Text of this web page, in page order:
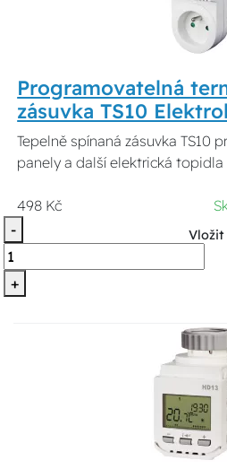
Programovatelná
zásuvka TS10
Tepelně spínaná zásuvka TS10
panely a další elektrická topidla
498 Kč
-
+
Vložit